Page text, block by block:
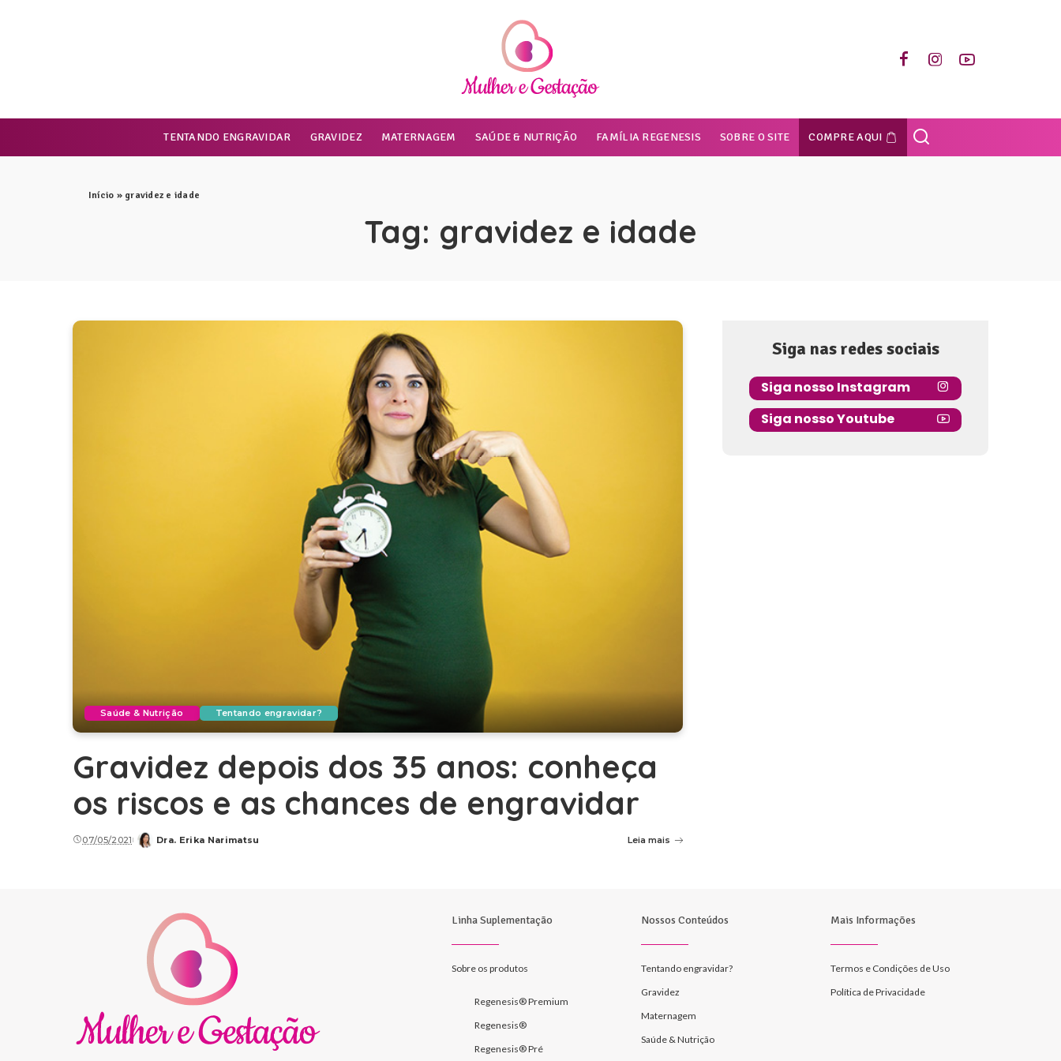
TENTANDO ENGRAVIDAR GRAVIDEZ MATERNAGEM SAÚDE & NUTRIÇÃO FAMÍLIA REGENESIS SOBRE O SITE COMPRE AQUI
Início » gravidez e idade
Tag: gravidez e idade
Saúde & Nutrição Tentando engravidar?
Gravidez depois dos 35 anos: conheça
os riscos e as chances de engravidar
07/05/2021
Posted
Dra. Erika Narimatsu Leia mais
Siga nas redes sociais
Siga nosso Instagram
Siga nosso Youtube
Linha Suplementação
Sobre os produtos
Regenesis® Premium
Regenesis®
Regenesis® Pré
Nossos Conteúdos
Tentando engravidar?
Gravidez
Maternagem
Saúde & Nutrição
Mais Informações
Termos e Condições de Uso
Política de Privacidade